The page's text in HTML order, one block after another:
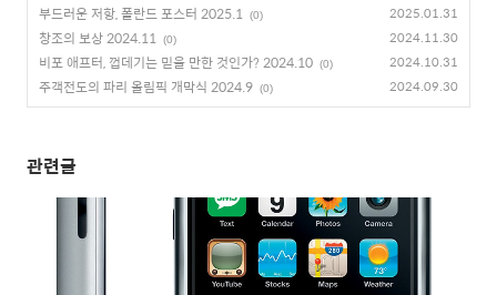
부드러운 저항, 폴란드 포스터 2025.1 (0) 2025.01.31
창조의 보상 2024.11 (0) 2024.11.30
비포 애프터, 껍데기는 믿을 만한 것인가? 2024.10 (0) 2024.10.31
주객전도의 파리 올림픽 개막식 2024.9 (0) 2024.09.30
관련글